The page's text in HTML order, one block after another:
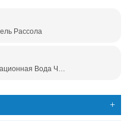
Рассола
Ультра-Низкий Температура Конденсационная Вода Чиллер